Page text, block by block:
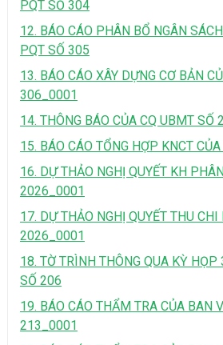
PQT SỐ 304
12. BÁO CÁO PHÂN BỔ NGÂN
PQT SỐ 305
13. BÁO CÁO XÂY DỰNG CƠ BẢN
306_0001
14. THÔNG BÁO CỦA CQ UBMT SỐ
15. BÁO CÁO TỔNG HỢP KNCT
16. DỰ THẢO NGHỊ QUYẾT KH
2026_0001
17. DỰ THẢO NGHỊ QUYẾT THU CHI
2026_0001
18. TỜ TRÌNH THÔNG QUA KỲ
SỐ 206
19. BÁO CÁO THẨM TRA CỦA BAN
213_0001